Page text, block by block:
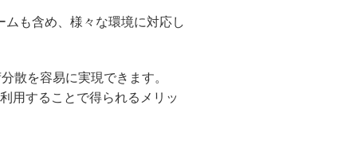
も含め、様々な環境に対応し
散を容易に実現できます。
用することで得られるメリッ